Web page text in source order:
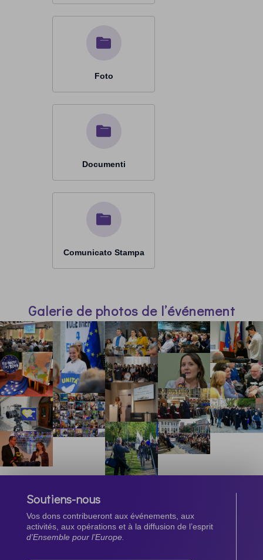
Foto
Documenti
Comunicato Stampa
Galerie de photos de l’événement
Soutiens-nous
Vos dons contribueront aux événements, aux
activités, aux opérations et à la diffusion de l’esprit
d’Ensemble pour l’Europe.